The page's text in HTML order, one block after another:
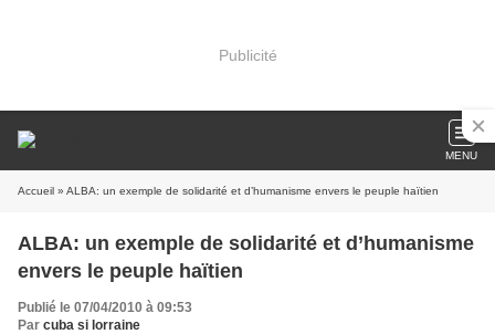
Publicité
MENU
Accueil » ALBA: un exemple de solidarité et d’humanisme envers le peuple haïtien
ALBA: un exemple de solidarité et d’humanisme
envers le peuple haïtien
Publié le 07/04/2010 à 09:53
Par cuba si lorraine